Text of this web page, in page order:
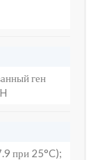
ген
при 25°C);